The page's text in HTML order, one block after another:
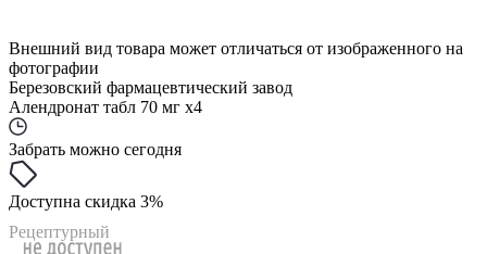
Внешний вид товара может отличаться от изображенного на
фотографии
Березовский фармацевтический завод
Алендронат табл 70 мг x4
Забрать можно сегодня
Доступна скидка 3%
Рецептурный